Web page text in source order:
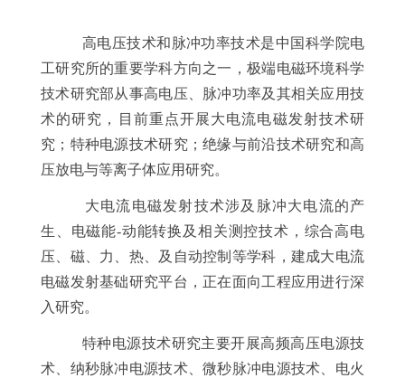
高电压技术和脉冲功率技术是中国科学院电
工研究所的重要学科方向之一，极端电磁环境科学
技术研究部从事高电压、脉冲功率及其相关应用技
术的研究，目前重点开展大电流电磁发射技术研
究；特种电源技术研究；绝缘与前沿技术研究和高
压放电与等离子体应用研究。
大电流电磁发射技术涉及脉冲大电流的产
生、电磁能-动能转换及相关测控技术，综合高电
压、磁、力、热、及自动控制等学科，建成大电流
电磁发射基础研究平台，正在面向工程应用进行深
入研究。
特种电源技术研究主要开展高频高压电源技
术、纳秒脉冲电源技术、微秒脉冲电源技术、电火